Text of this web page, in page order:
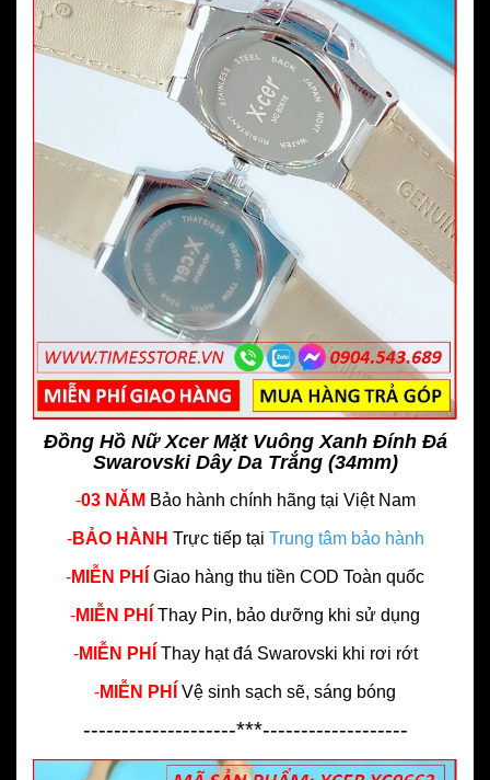
Đồng Hồ Nữ Xcer Mặt Vuông Xanh Đính Đá
Swarovski Dây Da Trắng (34mm)
-03 NĂM Bảo hành chính hãng tại Việt Nam
-BẢO HÀNH Trực tiếp tại Trung tâm bảo hành
-MIỄN PHÍ Giao hàng thu tiền COD Toàn quốc
-MIỄN PHÍ Thay Pin, bảo dưỡng khi sử dụng
-MIỄN PHÍ Thay hạt đá Swarovski khi rơi rớt
-MIỄN PHÍ Vệ sinh sạch sẽ, sáng bóng
--------------------***-------------------